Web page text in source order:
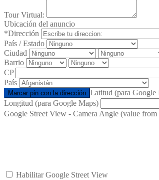
Tour Virtual:
Ubicación del anuncio
*Dirección
País / Estado
Ciudad
Barrio
CP
País
Marcar pin con la dirección Latitud (para Google
Longitud (para Google Maps)
Google Street View - Camera Angle (value from
Habilitar Google Street View